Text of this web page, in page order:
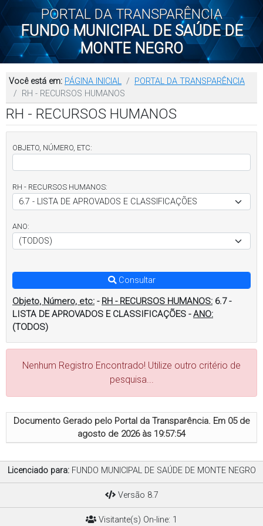
PORTAL DA TRANSPARÊNCIA
FUNDO MUNICIPAL DE SAÚDE DE
MONTE NEGRO
Você está em: PÁGINA INICIAL
PORTAL DA TRANSPARÊNCIA
RH - RECURSOS HUMANOS
RH - RECURSOS HUMANOS
OBJETO, NÚMERO, ETC:
RH - RECURSOS HUMANOS:
ANO:
Consultar
Objeto, Número, etc: - RH - RECURSOS HUMANOS: 6.7 -
LISTA DE APROVADOS E CLASSIFICAÇÕES -ANO:
(TODOS)
Nenhum Registro Encontrado! Utilize outro critério de
pesquisa...
Documento Gerado pelo Portal da Transparência. Em 05 de
agosto de 2026 às 19:57:54
Licenciado para:FUNDO MUNICIPAL DE SAÚDE DE MONTE NEGRO
Versão 8.7
Visitante(s) On-line: 1